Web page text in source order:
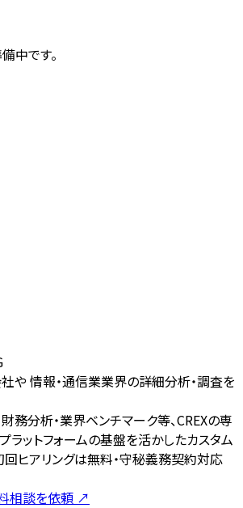
中です。
社や 情報・通信業業界の詳細分析・調査を
務分析・業界ベンチマーク等、CREXの専
ラットフォームの基盤を活かしたカスタム
回ヒアリングは無料・守秘義務契約対応
相談を依頼 ↗